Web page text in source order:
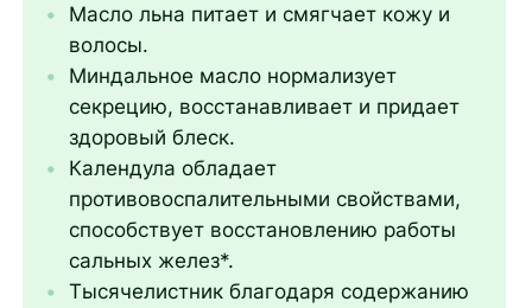
Масло льна питает и смягчает кожу и
волосы.
Миндальное масло нормализует
секрецию, восстанавливает и придает
здоровый блеск.
Календула обладает
противовоспалительными свойствами,
способствует восстановлению работы
сальных желез*.
Тысячелистник благодаря содержанию